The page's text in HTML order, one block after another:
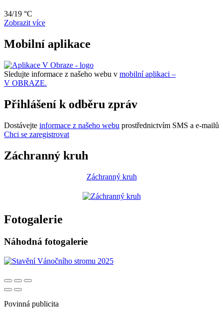
34/19 °C
Zobrazit více
Mobilní aplikace
Sledujte informace z našeho webu v mobilní aplikaci –
V OBRAZE.
Přihlášení k odběru zpráv
Dostávejte informace z našeho webu prostřednictvím SMS a e-mailů
Chci se zaregistrovat
Záchranný kruh
Záchranný kruh
Fotogalerie
Náhodná fotogalerie
Povinná publicita